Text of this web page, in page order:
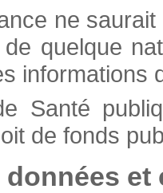
ne
quelque
informations
Santé
de fonds
et